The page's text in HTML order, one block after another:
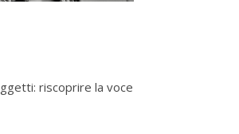
riscoprire la voce